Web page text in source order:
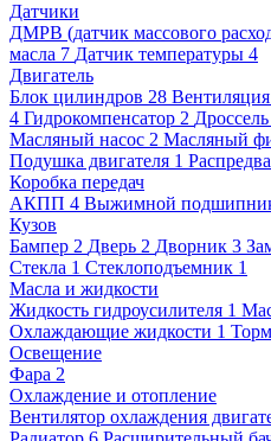
Датчики
ДМРВ (датчик массового
масла 7 Датчик температуры 4
Двигатель
Блок цилиндров 28 Вентиляция
4 Гидрокомпенсатор 2 Дроссель
Масляный насос 2 Масляный
Подушка двигателя 1
Коробка передач
АКПП 4 Выжимной
Кузов
Бампер 2 Дверь 2 Дворник 3
Стекла 1 Стеклоподъемник 1
Масла и жидкости
Жидкость гидроусилителя 1
Охлаждающие жидкости 1
Освещение
Фара 2
Охлаждение и отопление
Вентилятор охлаждения